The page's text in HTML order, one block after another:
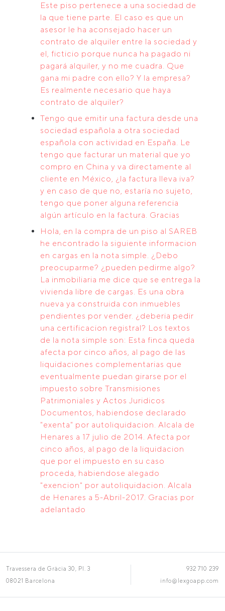
Este piso pertenece a una sociedad de
la que tiene parte. El caso es que un
asesor le ha aconsejado hacer un
contrato de alquiler entre la sociedad y
el, ficticio porque nunca ha pagado ni
pagará alquiler, y no me cuadra. Que
gana mi padre con ello? Y la empresa?
Es realmente necesario que haya
contrato de alquiler?
Tengo que emitir una factura desde una
sociedad española a otra sociedad
española con actividad en España. Le
tengo que facturar un material que yo
compro en China y va directamente al
cliente en México, ¿la factura lleva iva?
y en caso de que no, estaría no sujeto,
tengo que poner alguna referencia
algún artículo en la factura. Gracias
Hola, en la compra de un piso al SAREB
he encontrado la siguiente informacion
en cargas en la nota simple. ¿Debo
preocuparme? ¿pueden pedirme algo?
La inmobiliaria me dice que se entrega la
vivienda libre de cargas. Es una obra
nueva ya construida con inmuebles
pendientes por vender. ¿deberia pedir
una certificacion registral? Los textos
de la nota simple son: Esta finca queda
afecta por cinco años, al pago de las
liquidaciones complementarias que
eventualmente puedan girarse por el
impuesto sobre Transmisiones
Patrimoniales y Actos Juridicos
Documentos, habiendose declarado
"exenta" por autoliquidacion. Alcala de
Henares a 17 julio de 2014. Afecta por
cinco años, al pago de la liquidacion
que por el impuesto en su caso
proceda, habiendose alegado
"exencion" por autoliquidacion. Alcala
de Henares a 5-Abril-2017. Gracias por
adelantado
Travessera de Gràcia 30, Pl. 3
08021 Barcelona
932 710 239
info@lexgoapp.com